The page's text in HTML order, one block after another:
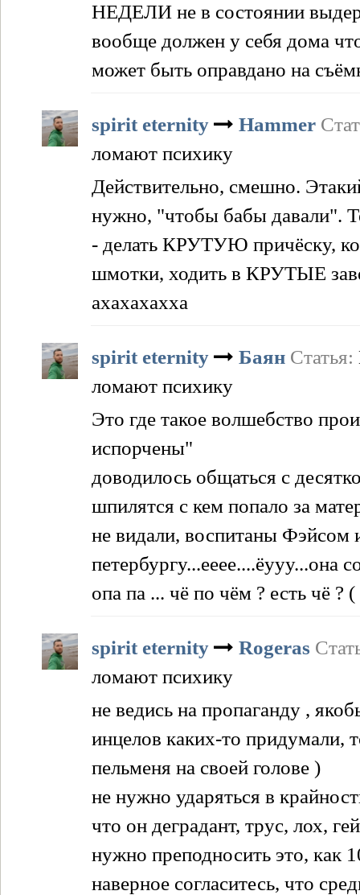
НЕДЕЛИ не в состоянии
вообще должен у себя дома
может быть оправдано на
spirit eternity Hammer
ломают психику
Действительно, смешно.
нужно, "чтобы бабы давали".
- делать КРУТУЮ причёску,
шмотки, ходить в КРУТЫЕ
ахахахахха
spirit eternity Баян Статья:
ломают психику
Это где такое волшебство
испорчены"
доводилось общаться с
шпилятся с кем попало за
не видали, воспитаны Фэйсом
петербургу...ееее....ёууу...она
опа па ... чё по чём ? есть чё ?
spirit eternity Rogeras
ломают психику
не ведись на пропаганду ,
инцелов каких-то придумали,
пельменя на своей голове )
не нужно ударяться в
что он деградант, трус, лох,
нужно преподносить это, как
наверное согласитесь, что